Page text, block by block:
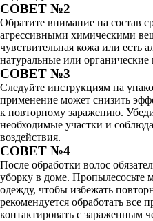
СОВЕТ №2
Обратите внимание на состав
агрессивными химическими
чувствительная кожа или есть
натуральные или
СОВЕТ №3
Следуйте инструкциям на
применение может снизить
к повторному заражению.
необходимые участки и
воздействия.
СОВЕТ №4
После обработки волос
уборку в доме. Пропылесосьте
одежду, чтобы избежать
рекомендуется обработать все
контактировать с зараженным